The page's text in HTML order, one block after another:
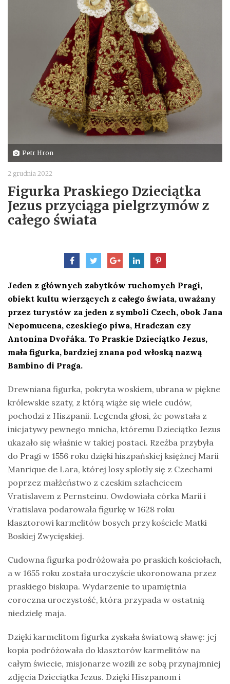
Petr Hron
2 grudnia 2022
Figurka Praskiego Dzieciątka
Jezus przyciąga pielgrzymów z
całego świata
Jeden z głównych zabytków ruchomych Pragi,
obiekt kultu wierzących z całego świata, uważany
przez turystów za jeden z symboli Czech, obok Jana
Nepomucena, czeskiego piwa, Hradczan czy
Antonína Dvořáka. To Praskie Dzieciątko Jezus,
mała figurka, bardziej znana pod włoską nazwą
Bambino di Praga.
Drewniana figurka, pokryta woskiem, ubrana w piękne
królewskie szaty, z którą wiąże się wiele cudów,
pochodzi z Hiszpanii. Legenda głosi, że powstała z
inicjatywy pewnego mnicha, któremu Dzieciątko Jezus
ukazało się właśnie w takiej postaci. Rzeźba przybyła
do Pragi w 1556 roku dzięki hiszpańskiej księżnej Marii
Manrique de Lara, której losy splotły się z Czechami
poprzez małżeństwo z czeskim szlachcicem
Vratislavem z Pernsteinu. Owdowiała córka Marii i
Vratislava podarowała figurkę w 1628 roku
klasztorowi karmelitów bosych przy kościele Matki
Boskiej Zwycięskiej.
Cudowna figurka podróżowała po praskich kościołach,
a w 1655 roku została uroczyście ukoronowana przez
praskiego biskupa. Wydarzenie to upamiętnia
coroczna uroczystość, która przypada w ostatnią
niedzielę maja.
Dzięki karmelitom figurka zyskała światową sławę: jej
kopia podróżowała do klasztorów karmelitów na
całym świecie, misjonarze wozili ze sobą przynajmniej
zdjęcia Dzieciątka Jezus. Dzięki Hiszpanom i